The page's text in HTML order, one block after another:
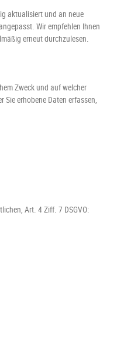
aktualisiert und an neue
Wir empfehlen Ihnen
erneut durchzulesen.
Zweck und auf welcher
Sie erhobene Daten erfassen,
Art. 4 Ziff. 7 DSGVO: